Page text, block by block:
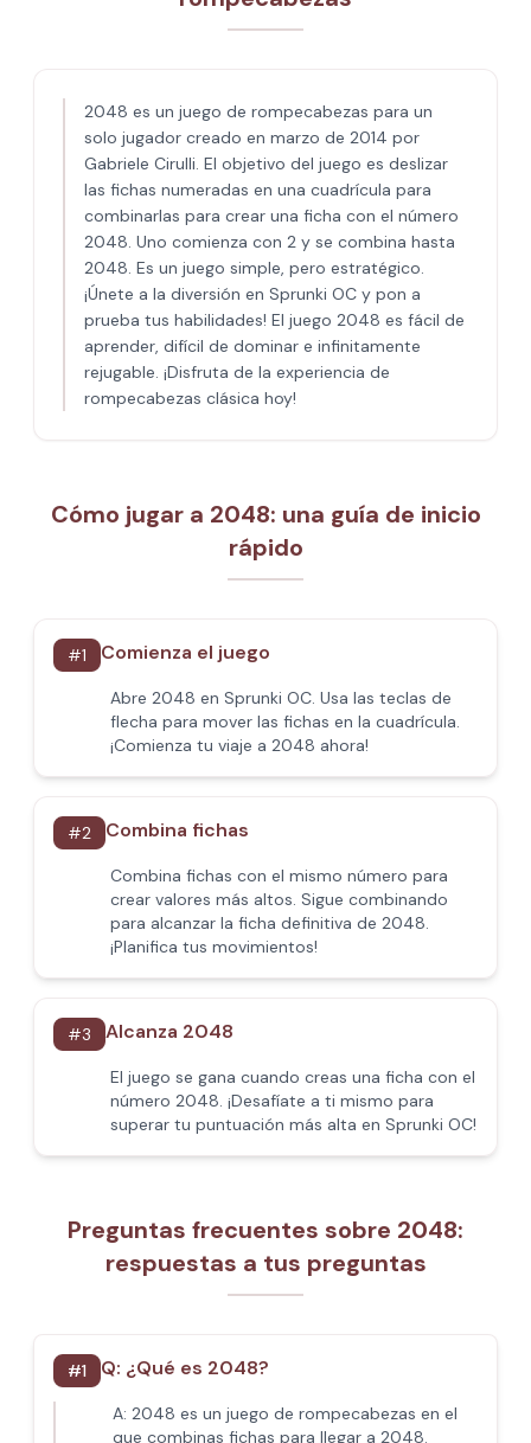
2048 es un juego de rompecabezas para un
solo jugador creado en marzo de 2014 por
Gabriele Cirulli. El objetivo del juego es deslizar
las fichas numeradas en una cuadrícula para
combinarlas para crear una ficha con el número
2048. Uno comienza con 2 y se combina hasta
2048. Es un juego simple, pero estratégico.
¡Únete a la diversión en Sprunki OC y pon a
prueba tus habilidades! El juego 2048 es fácil de
aprender, difícil de dominar e infinitamente
rejugable. ¡Disfruta de la experiencia de
rompecabezas clásica hoy!
Cómo jugar a 2048: una guía de inicio
rápido
#1 Comienza el juego
Abre 2048 en Sprunki OC. Usa las teclas de
flecha para mover las fichas en la cuadrícula.
¡Comienza tu viaje a 2048 ahora!
#2 Combina fichas
Combina fichas con el mismo número para
crear valores más altos. Sigue combinando
para alcanzar la ficha definitiva de 2048.
¡Planifica tus movimientos!
#3 Alcanza 2048
El juego se gana cuando creas una ficha con el
número 2048. ¡Desafíate a ti mismo para
superar tu puntuación más alta en Sprunki OC!
Preguntas frecuentes sobre 2048:
respuestas a tus preguntas
#1 Q: ¿Qué es 2048?
A: 2048 es un juego de rompecabezas en el
que combinas fichas para llegar a 2048.